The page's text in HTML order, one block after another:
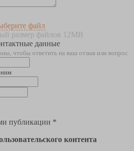
файл
размер файлов 12MB
данные
чтобы ответить на ваш отзыв или вопрос
публикации *
контента